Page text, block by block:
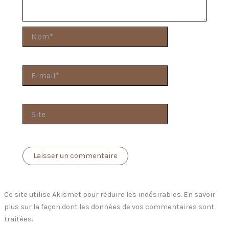
mail*
Ce site utilise Akismet pour réduire les indésirables. En savoir
plus sur la façon dont les données de vos commentaires sont
traitées.